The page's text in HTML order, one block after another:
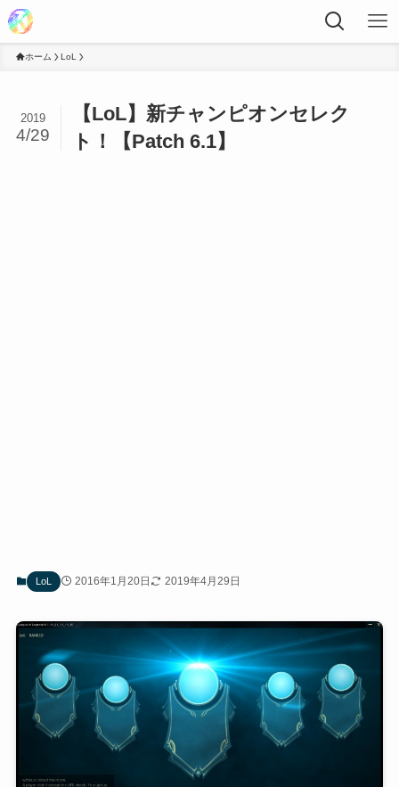
ホーム LoL
【LoL】新チャンピオンセレク
ト！【Patch 6.1】
2019
4/29
LoL 2016年1月20日 2019年4月29日